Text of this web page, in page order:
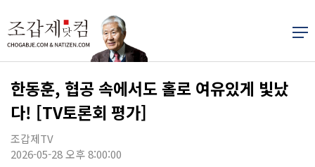
한동훈, 협공 속에서도 홀로 여유있게 빛났
다! [TV토론회 평가]
조갑제TV
2026-05-28 오후 8:00:00